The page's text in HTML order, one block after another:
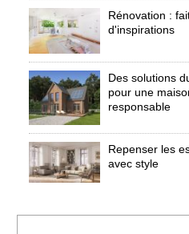
Rénovation :
d'inspirations
Des solutions
pour une
responsable
Repenser les
avec style